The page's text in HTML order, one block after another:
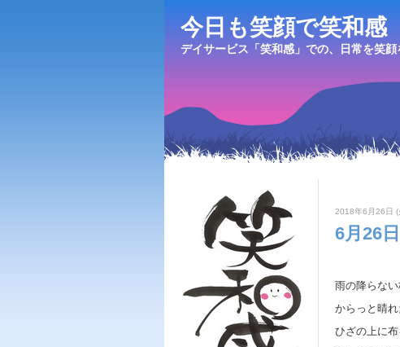
今日も笑顔で笑和感
デイサービス「笑和感」での、日常を笑
2018年6月26日 (
6月26
雨の降らない
からっと晴
ひざの上に布